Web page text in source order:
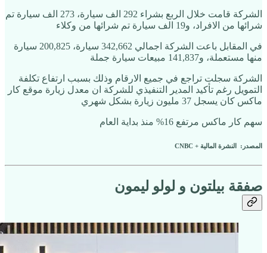
الشركة قامت خلال الربع بشراء 292 الف سيارة، 273 الف سيارة تم
شرائها من الافراد، و19 الف سيارة تم شرائها من وكلاء
في المقابل باعت الشركة اجمالي 342,662 سيارة، 200,825 سيارة
منها مستعملة، و141,837 مبيعات سيارة جملة
الشركة سجلت تراجع في جميع الارقام وذلك بسبب ارتفاع تكلفة
التمويل رغم تأكيد المدير التنفيذي للشركة ان معدل زيارة موقع كار
ماكس كان يسجل 37 مليون زيارة بشكل شهري
سهم كار ماكس مرتفع 16% منذ بداية العام
المصدر: النشرة المالية + CNBC
صفقة بيلتون و لولو ليمون